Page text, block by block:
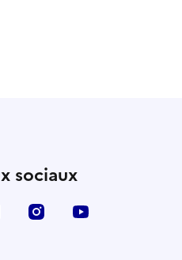
sociaux
LinkedIn Instagram